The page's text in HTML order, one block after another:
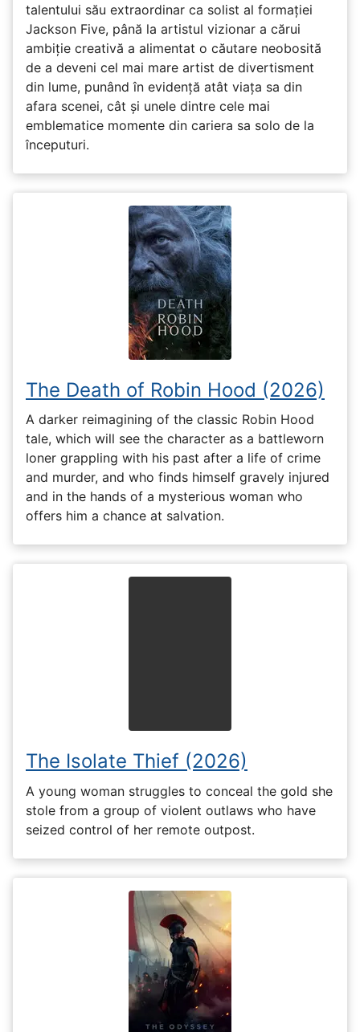
talentului său extraordinar ca solist al formației
Jackson Five, până la artistul vizionar a cărui
ambiție creativă a alimentat o căutare neobosită
de a deveni cel mai mare artist de divertisment
din lume, punând în evidență atât viața sa din
afara scenei, cât și unele dintre cele mai
emblematice momente din cariera sa solo de la
începuturi.
The Death of Robin Hood (2026)
A darker reimagining of the classic Robin Hood
tale, which will see the character as a battleworn
loner grappling with his past after a life of crime
and murder, and who finds himself gravely injured
and in the hands of a mysterious woman who
offers him a chance at salvation.
The Isolate Thief (2026)
A young woman struggles to conceal the gold she
stole from a group of violent outlaws who have
seized control of her remote outpost.